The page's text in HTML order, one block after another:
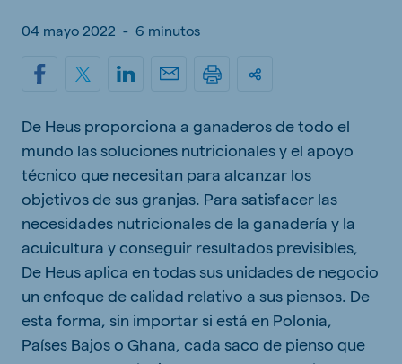
04 mayo 2022 - 6 minutos
De Heus proporciona a ganaderos de todo el
mundo las soluciones nutricionales y el apoyo
técnico que necesitan para alcanzar los
objetivos de sus granjas. Para satisfacer las
necesidades nutricionales de la ganadería y la
acuicultura y conseguir resultados previsibles,
De Heus aplica en todas sus unidades de negocio
un enfoque de calidad relativo a sus piensos. De
esta forma, sin importar si está en Polonia,
Países Bajos o Ghana, cada saco de pienso que